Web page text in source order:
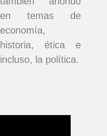
en temas de
economía,
historia, ética e
incluso, la política.